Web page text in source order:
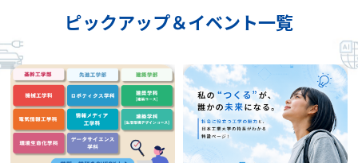
ピックアップ＆イベント一覧